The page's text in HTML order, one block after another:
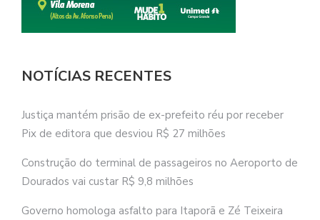
NOTÍCIAS RECENTES
Justiça mantém prisão de ex-prefeito réu por receber
Pix de editora que desviou R$ 27 milhões
Construção do terminal de passageiros no Aeroporto de
Dourados vai custar R$ 9,8 milhões
Governo homologa asfalto para Itaporã e Zé Teixeira